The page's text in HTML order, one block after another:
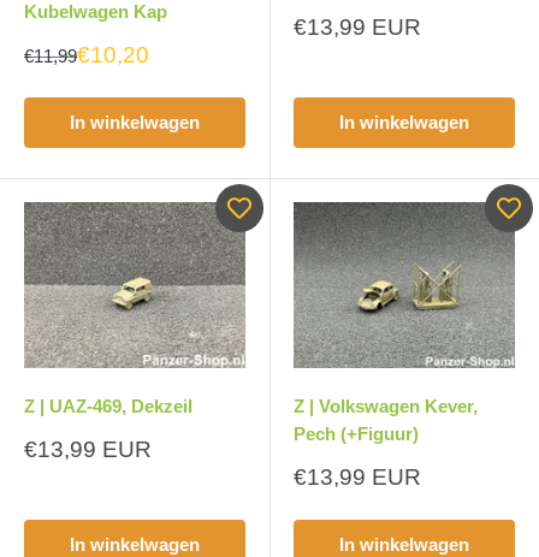
Kubelwagen Kap
€11,99€10,20
In winkelwagen
Aanbiedingsprijs
€13,99 EUR
In winkelwagen
Z | UAZ-469, Dekzeil
Aanbiedingsprijs
€13,99 EUR
In winkelwagen
Z | Volkswagen Kever,
Pech (+Figuur)
Aanbiedingsprijs
€13,99 EUR
In winkelwagen